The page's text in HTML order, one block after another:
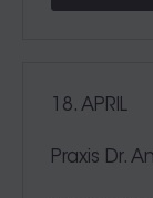
18. APRIL
Praxis Dr.